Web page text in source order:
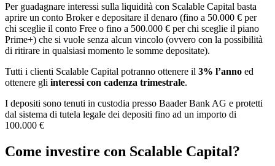
Per guadagnare interessi sulla liquidità con Scalable Capital basta
aprire un conto Broker e depositare il denaro (fino a 50.000 € per
chi sceglie il conto Free o fino a 500.000 € per chi sceglie il piano
Prime+) che si vuole senza alcun vincolo (ovvero con la possibilità
di ritirare in qualsiasi momento le somme depositate).
Tutti i clienti Scalable Capital potranno ottenere il 3% l’anno ed
ottenere gli interessi con cadenza trimestrale.
I depositi sono tenuti in custodia presso Baader Bank AG e protetti
dal sistema di tutela legale dei depositi fino ad un importo di
100.000 €
Come investire con Scalable Capital?